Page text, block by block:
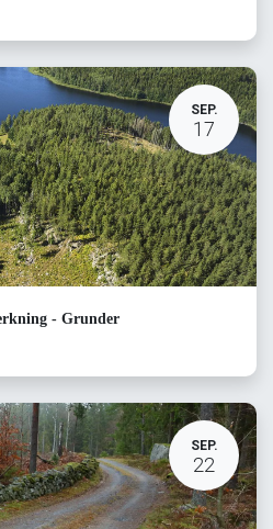
SEP.
17
- Grunder
SEP.
22